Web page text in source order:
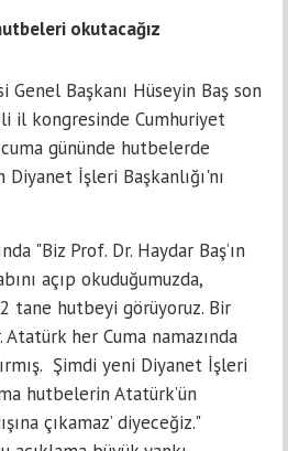
okutacağız
Genel Başkanı Hüseyin Baş son
il kongresinde Cumhuriyet
gününde hutbelerde
İşleri Başkanlığı'nı
"Biz Prof. Dr. Haydar Baş’ın
açıp okuduğumuzda,
tane hutbeyi görüyoruz. Bir
Atatürk her Cuma namazında
Şimdi yeni Diyanet İşleri
hutbelerin Atatürk’ün
çıkamaz’ diyeceğiz."